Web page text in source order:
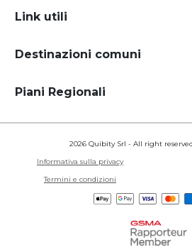
Link utili
Destinazioni comuni
Piani Regionali
2026 Quibity Srl - All right reserved.
Informativa sulla privacy
Termini e condizioni